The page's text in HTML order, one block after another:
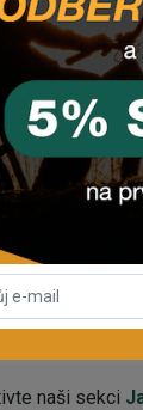
Direct-mount
60TPI
rear
naši sekci